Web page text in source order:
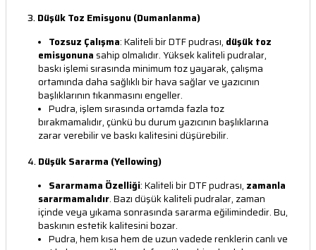
3.Düşük Toz Emisyonu (Dumanlanma)
Tozsuz Çalışma: Kaliteli bir DTF pudrası, düşük toz
emisyonuna sahip olmalıdır. Yüksek kaliteli pudralar,
baskı işlemi sırasında minimum toz yayarak, çalışma
ortamında daha sağlıklı bir hava sağlar ve yazıcının
başlıklarının tıkanmasını engeller.
Pudra, işlem sırasında ortamda fazla toz
bırakmamalıdır, çünkü bu durum yazıcının başlıklarına
zarar verebilir ve baskı kalitesini düşürebilir.
4.Düşük Sararma (Yellowing)
Sararmama Özelliği: Kaliteli bir DTF pudrası, zamanla
sararmamalıdır. Bazı düşük kaliteli pudralar, zaman
içinde veya yıkama sonrasında sararma eğilimindedir. Bu,
baskının estetik kalitesini bozar.
Pudra, hem kısa hem de uzun vadede renklerin canlı ve